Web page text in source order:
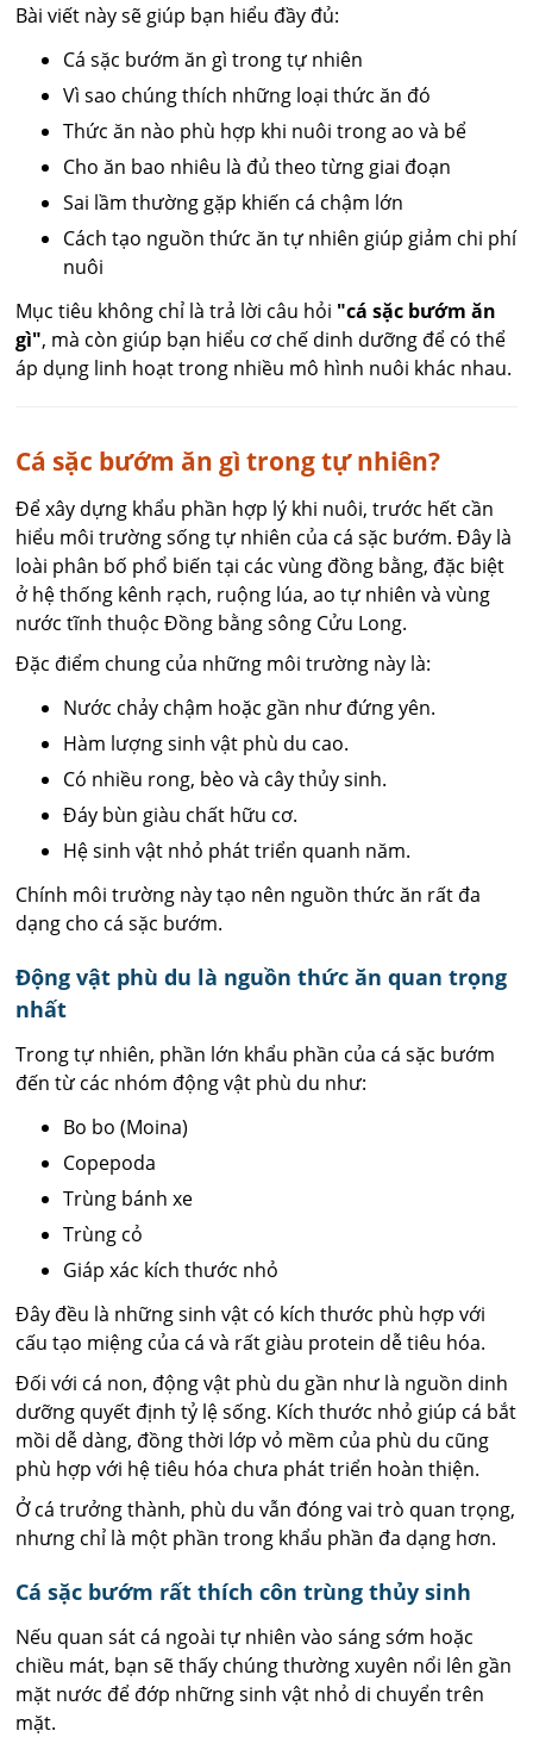
Bài viết này sẽ giúp bạn hiểu đầy đủ:
Cá sặc bướm ăn gì trong tự nhiên
Vì sao chúng thích những loại thức ăn đó
Thức ăn nào phù hợp khi nuôi trong ao và bể
Cho ăn bao nhiêu là đủ theo từng giai đoạn
Sai lầm thường gặp khiến cá chậm lớn
Cách tạo nguồn thức ăn tự nhiên giúp giảm chi phí
nuôi
Mục tiêu không chỉ là trả lời câu hỏi "cá sặc bướm ăn
gì", mà còn giúp bạn hiểu cơ chế dinh dưỡng để có thể
áp dụng linh hoạt trong nhiều mô hình nuôi khác nhau.
Cá sặc bướm ăn gì trong tự nhiên?
Để xây dựng khẩu phần hợp lý khi nuôi, trước hết cần
hiểu môi trường sống tự nhiên của cá sặc bướm. Đây là
loài phân bố phổ biến tại các vùng đồng bằng, đặc biệt
ở hệ thống kênh rạch, ruộng lúa, ao tự nhiên và vùng
nước tĩnh thuộc Đồng bằng sông Cửu Long.
Đặc điểm chung của những môi trường này là:
Nước chảy chậm hoặc gần như đứng yên.
Hàm lượng sinh vật phù du cao.
Có nhiều rong, bèo và cây thủy sinh.
Đáy bùn giàu chất hữu cơ.
Hệ sinh vật nhỏ phát triển quanh năm.
Chính môi trường này tạo nên nguồn thức ăn rất đa
dạng cho cá sặc bướm.
Động vật phù du là nguồn thức ăn quan trọng
nhất
Trong tự nhiên, phần lớn khẩu phần của cá sặc bướm
đến từ các nhóm động vật phù du như:
Bo bo (Moina)
Copepoda
Trùng bánh xe
Trùng cỏ
Giáp xác kích thước nhỏ
Đây đều là những sinh vật có kích thước phù hợp với
cấu tạo miệng của cá và rất giàu protein dễ tiêu hóa.
Đối với cá non, động vật phù du gần như là nguồn dinh
dưỡng quyết định tỷ lệ sống. Kích thước nhỏ giúp cá bắt
mồi dễ dàng, đồng thời lớp vỏ mềm của phù du cũng
phù hợp với hệ tiêu hóa chưa phát triển hoàn thiện.
Ở cá trưởng thành, phù du vẫn đóng vai trò quan trọng,
nhưng chỉ là một phần trong khẩu phần đa dạng hơn.
Cá sặc bướm rất thích côn trùng thủy sinh
Nếu quan sát cá ngoài tự nhiên vào sáng sớm hoặc
chiều mát, bạn sẽ thấy chúng thường xuyên nổi lên gần
mặt nước để đớp những sinh vật nhỏ di chuyển trên
mặt.